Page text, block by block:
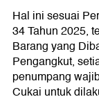
Hal ini sesuai
34 Tahun 2025,
Barang yang
Pengangkut,
penumpang
Cukai untuk